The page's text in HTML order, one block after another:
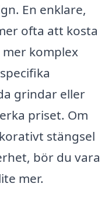
En enklare,
ofta att kosta
komplex
grindar eller
priset. Om
stängsel
bör du vara
mer.